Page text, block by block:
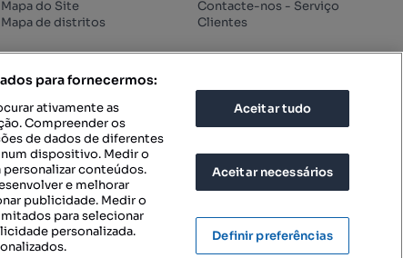
Mapa do Site
Mapa de distritos
Contacte-nos - Serviço
Clientes
para fornecermos:
ativamente as
Compreender os
de dados de diferentes
dispositivo. Medir o
conteúdos.
e melhorar
publicidade. Medir o
para selecionar
personalizada.
Aceitar tudo
Aceitar necessários
Definir preferências